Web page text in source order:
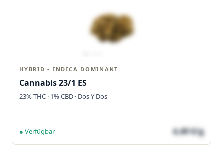
HYBRID - INDICA DOMINANT
Cannabis 23/1 ES
23% THC · 1% CBD · Dos Y Dos
● Verfügbar 4,49 €/g